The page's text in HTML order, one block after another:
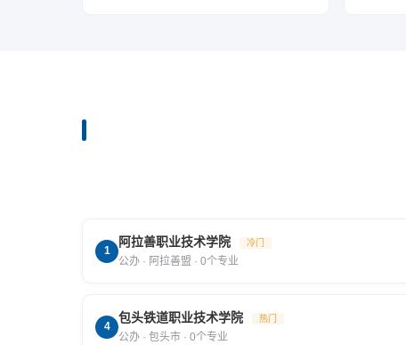
1
阿拉善职业技术学院 冷门
公办 · 阿拉善盟 · 0个专业
4
包头铁道职业技术学院 热门
公办 · 包头市 · 0个专业